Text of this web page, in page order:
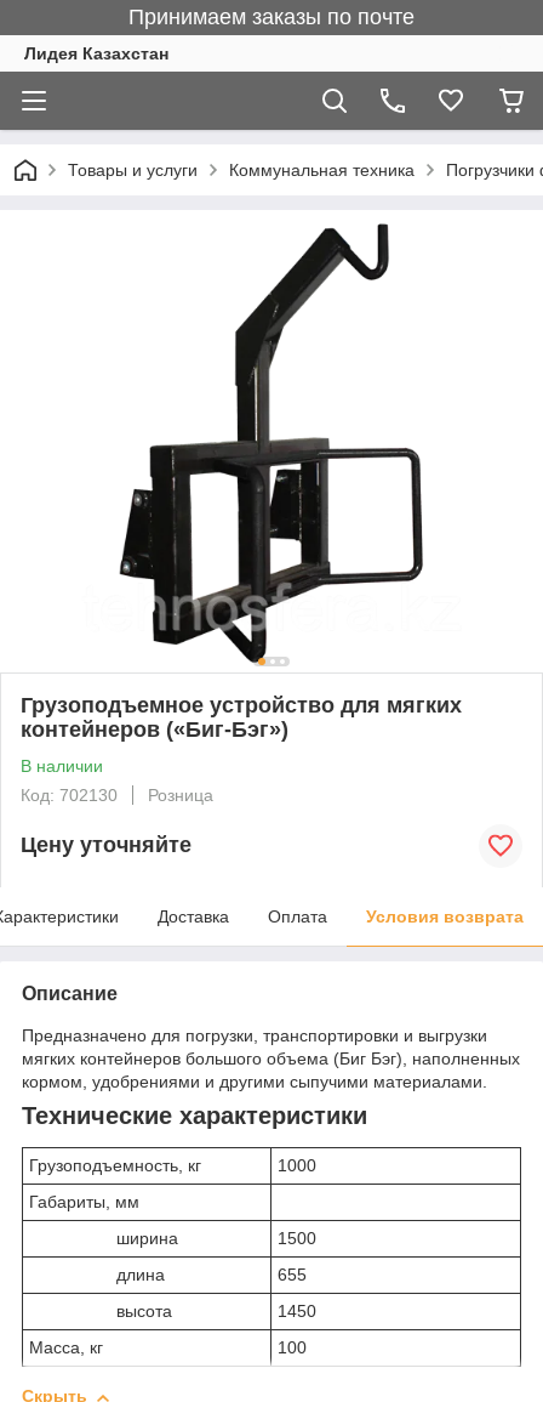
Принимаем заказы по почте
Лидея Казахстан
Товары и услуги Коммунальная техника
Грузоподъемное устройство для мягких
контейнеров («Биг-Бэг»)
В наличии
Код: 702130
Розница
Цену уточняйте
Доставка Оплата Условия возврата
Описание
Предназначено для погрузки, транспортировки и выгрузки
мягких контейнеров большого объема (Биг Бэг), наполненных
кормом, удобрениями и другими сыпучими материалами.
Технические характеристики
Грузоподъемность, кг
1000
Габариты, мм
ширина
1500
длина
655
высота
1450
Масса, кг
100
Скрыть